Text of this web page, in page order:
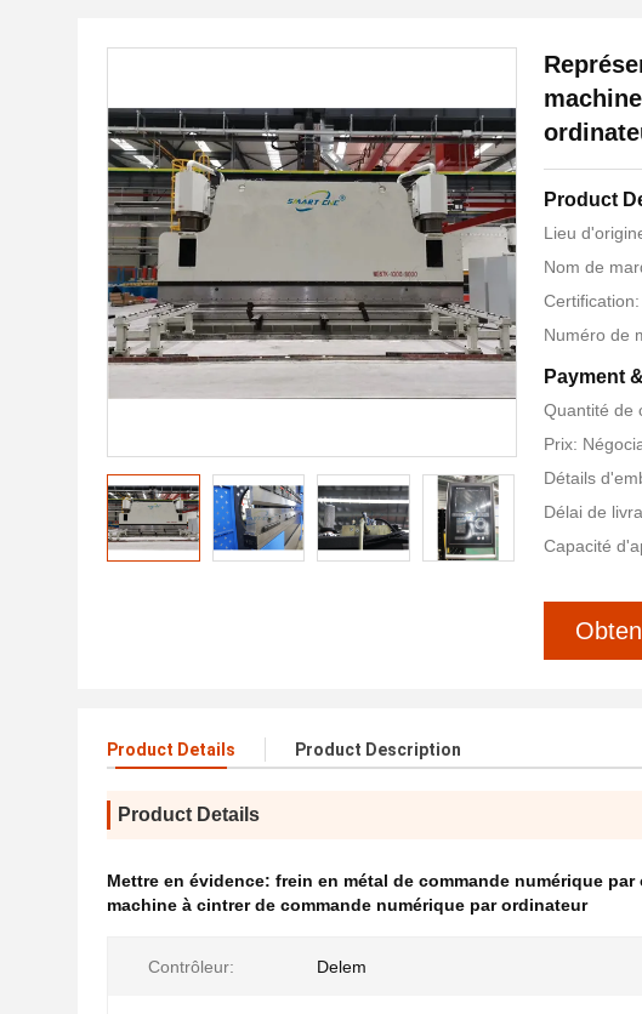
Product
Lieu
Nom de
Numéro de
Payment
Quantité de
Prix:
Détails
Délai de
Capacité
Product Details Product Description
Product Details
Mettre en évidence: frein en métal de commande numérique par
machine à cintrer de commande numérique par ordinateur
Contrôleur: Delem